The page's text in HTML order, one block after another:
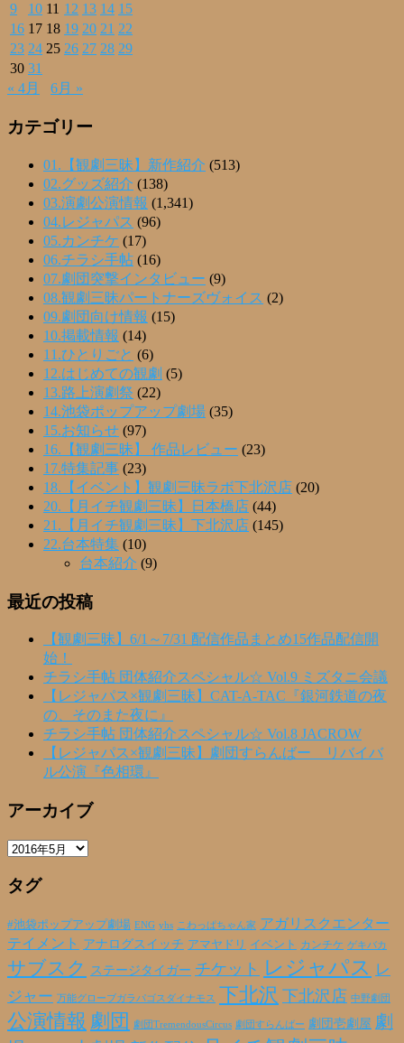
9
10 11 12 13 14 15
16 17 18 19 20 21 22
23 24 25 26 27 28 29
30 31
« 4月
6月 »
カテゴリー
01.【観劇三昧】新作紹介 (513)
02.グッズ紹介 (138)
03.演劇公演情報 (1,341)
04.レジャパス (96)
05.カンチケ (17)
06.チラシ手帖 (16)
07.劇団突撃インタビュー (9)
08.観劇三昧パートナーズヴォイス (2)
09.劇団向け情報 (15)
10.掲載情報 (14)
11.ひとりごと (6)
12.はじめての観劇 (5)
13.路上演劇祭 (22)
14.池袋ポップアップ劇場 (35)
15.お知らせ (97)
16.【観劇三昧】 作品レビュー (23)
17.特集記事 (23)
18.【イベント】観劇三昧ラボ下北沢店 (20)
20.【月イチ観劇三昧】日本橋店 (44)
21.【月イチ観劇三昧】下北沢店 (145)
22.台本特集 (10)
台本紹介 (9)
最近の投稿
【観劇三昧】6/1～7/31 配信作品まとめ15作品配信開
始！
チラシ手帖 団体紹介スペシャル☆ Vol.9 ミズタニ会議
【レジャパス×観劇三昧】CAT-A-TAC『銀河鉄道の夜
の、そのまた夜に』
チラシ手帖 団体紹介スペシャル☆ Vol.8 JACROW
【レジャパス×観劇三昧】劇団すらんばー リバイバ
ル公演『色相環』
アーカイブ
ア
カ
ブ
タグ
#池袋ポップアップ劇場 ENG yhs こわっぱちゃん家 アガリスクエンター
テイメント アナログスイッチ アマヤドリ イベント カンチケ ゲキバカ
サブスク ステージタイガー チケット レジャパス レ
ジャー 万能グローブガラパゴスダイナモス 下北沢 下北沢店 中野劇団
公演情報 劇団 劇団TremendousCircus 劇団すらんばー 劇団壱劇屋 劇